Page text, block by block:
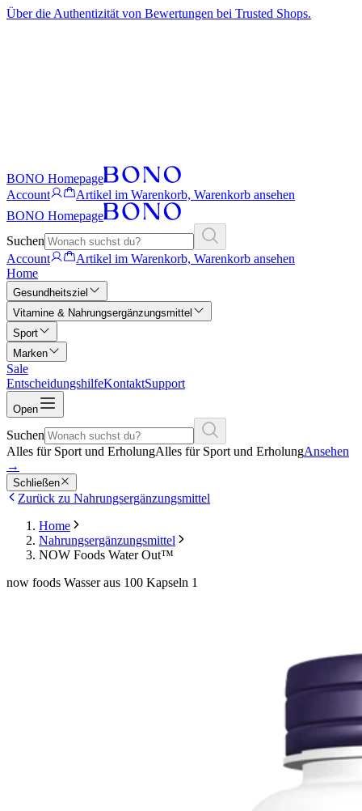
Über die Authentizität von Bewertungen bei Trusted Shops.
BONO Homepage
Account
Artikel im Warenkorb, Warenkorb ansehen
BONO Homepage
Suchen
Account
Artikel im Warenkorb, Warenkorb ansehen
Home
Gesundheitsziel
Vitamine & Nahrungsergänzungsmittel
Sport
Marken
Sale
EntscheidungshilfeKontaktSupport
Open
Suchen
Alles für Sport und ErholungAlles für Sport und ErholungAnsehen
→
Schließen
Zurück zu Nahrungsergänzungsmittel
Home
Nahrungsergänzungsmittel
NOW Foods Water Out™
now foods Wasser aus 100 Kapseln 1